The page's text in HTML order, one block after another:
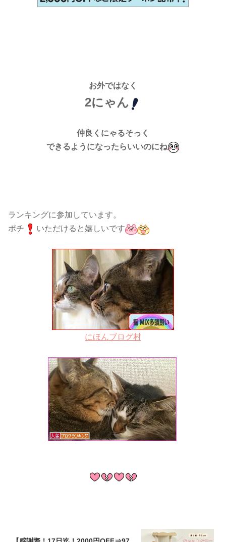
お外ではなく
2にゃん
仲良くにゃるそっく
できるようになったらいいのにね
ランキングに参加しています。
ポチ
いただけると嬉しいです
にほんブログ村